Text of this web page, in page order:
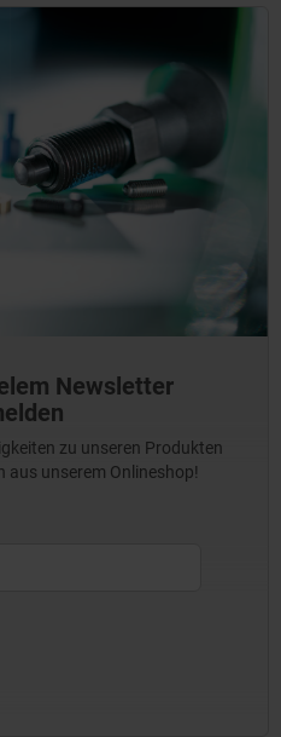
Newsletter
zu unseren Produkten
aus unserem Onlineshop!